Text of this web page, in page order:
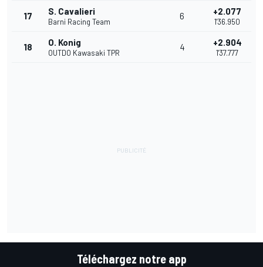
17 S. Cavalieri
Barni Racing Team
6 +2.077
1'36.950
18 O. Konig
OUTDO Kawasaki TPR
4 +2.904
1'37.777
Téléchargez notre app